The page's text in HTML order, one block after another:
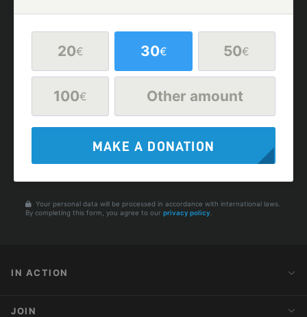
20€ 30€ 50€
100€ Other amount
MAKE A DONATION
Your personal data will be processed in accordance with international laws.
By completing this form, you agree to our privacy policy
IN ACTION
JOIN